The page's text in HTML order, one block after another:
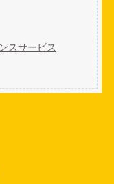
スサービス